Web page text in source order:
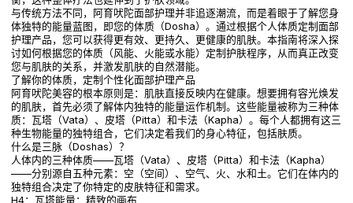
与传统方法不同，阿育吠陀面部护理并非追逐潮流，而是着眼于了解您身
体独特的能量蓝图，即您的体质（Dosha）。通过根据个人体质定制面部
护理产品，您可以获得更有效、更持久、更健康的肌肤。本指南将深入探
讨如何根据您的体质（风能、火能或水能）定制护肤程序，从而真正改变
您与肌肤的关系，并激发肌肤的自然潜能。
了解你的体质，定制个性化面部护理产品
阿育吠陀美容的根本原则是：肌肤直接反映内在健康。想要拥有容光焕发
的肌肤，首先必须了解体内独特的能量运作机制。这些能量被称为三种体
质：瓦塔（Vata）、皮塔（Pitta）和卡法（Kapha）。每个人都拥有这三
种生物能量的独特组合，它们决定着我们的身心特征，包括肤质。
什么是三脉（Doshas）？
人体内的三种体质——瓦塔（Vata）、皮塔（Pitta）和卡法（Kapha）
——分别源自五种元素：空（空间）、空气、火、水和土。它们在体内的
独特组合决定了你特定的皮肤特征和需求。
H4：瓦塔能量：精致的画布